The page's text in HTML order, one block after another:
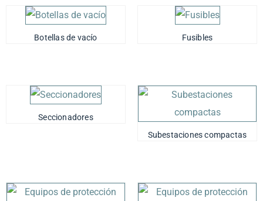
Botellas de vacío Fusibles
Seccionadores
Subestaciones compactas